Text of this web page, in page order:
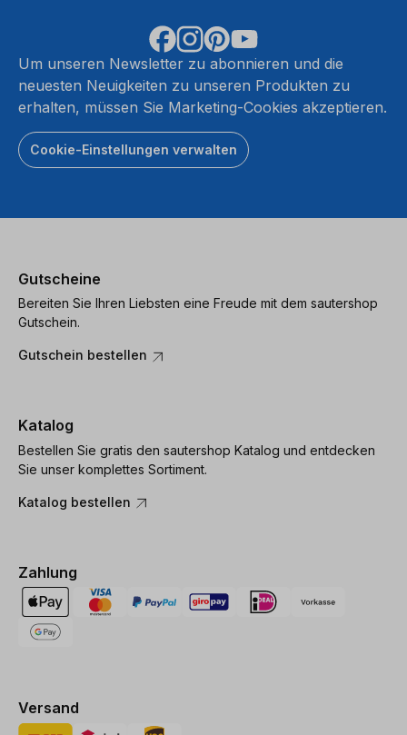
Um unseren Newsletter zu abonnieren und die
neuesten Neuigkeiten zu unseren Produkten zu
erhalten, müssen Sie Marketing-Cookies akzeptieren.
Cookie-Einstellungen verwalten
Gutscheine
Bereiten Sie Ihren Liebsten eine Freude mit dem sautershop
Gutschein.
Gutschein bestellen
Katalog
Bestellen Sie gratis den sautershop Katalog und entdecken
Sie unser komplettes Sortiment.
Katalog bestellen
Zahlung
Versand